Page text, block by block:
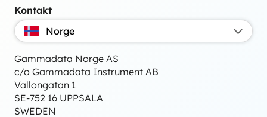
Kontakt
Norge
Gammadata Norge AS
c/o Gammadata Instrument AB
Vallongatan 1
SE-752 16 UPPSALA
SWEDEN